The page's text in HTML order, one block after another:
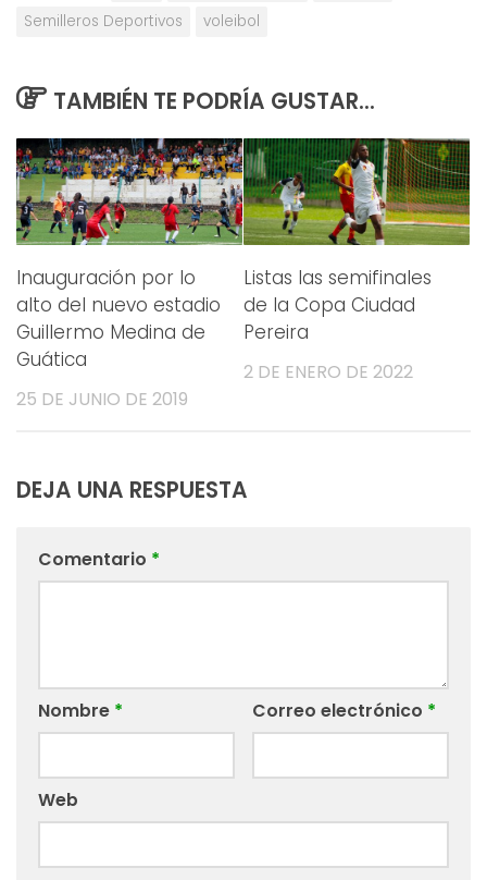
Semilleros Deportivos
voleibol
TAMBIÉN TE PODRÍA GUSTAR...
Inauguración por lo
alto del nuevo estadio
Guillermo Medina de
Guática
25 DE JUNIO DE 2019
Listas las semifinales
de la Copa Ciudad
Pereira
2 DE ENERO DE 2022
DEJA UNA RESPUESTA
Comentario *
Nombre * Correo electrónico *
Web